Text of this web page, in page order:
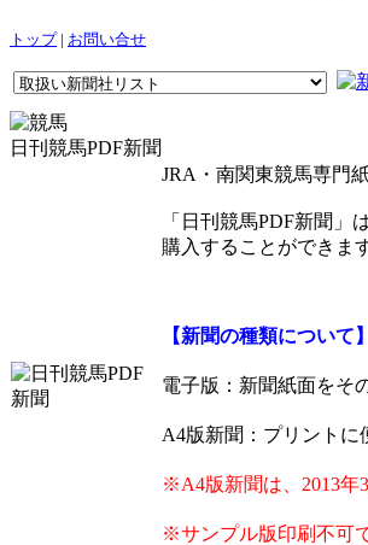
トップ| お問い合せ
日刊競馬PDF新聞
JRA・南関東競馬専門
「日刊競馬PDF新聞
購入することができま
【新聞の種類について】
電子版 ：新聞紙面をそ
A4版新聞 ：プリント
※A4版新聞は、2013年
※サンプル版印刷不可